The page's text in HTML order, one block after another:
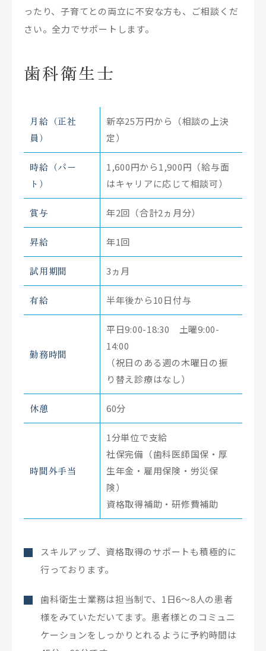
ったり、子育てとの両立に不安な方も、ご相談くだ
さい。全力でサポートします。
歯科衛生士
月給（正社
員）
新卒25万円から（相談の上決
定）
時給（パー
ト）
1,600円から1,900円（給与面
はキャリアに応じて相談可）
賞与 年2回（合計2ヵ月分）
昇給 年1回
試用期間 3ヵ月
有給 半年後から10日付与
勤務時間
平日9:00-18:30 土曜9:00-
14:00
（祝日のある週の木曜日の振
り替え診療はなし）
休憩 60分
時間外手当
1分単位で支給
社保完備（歯科医師国保・厚
生年金・雇用保険・労災保
険）
資格取得補助・研修費補助
スキルアップ、資格取得のサポートも積極的に
行っております。
歯科衛生士業務は担当制で、1日6〜8人の患者
様をみていただいてます。患者様とのコミュニ
ケーションをしっかりとれるように予約時間は